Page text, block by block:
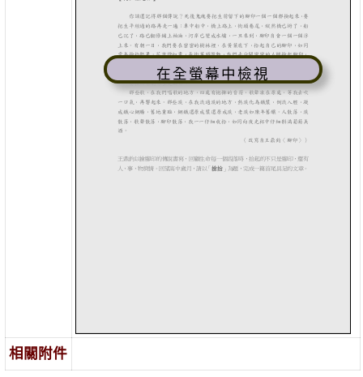
在全螢幕中檢視
相關附件